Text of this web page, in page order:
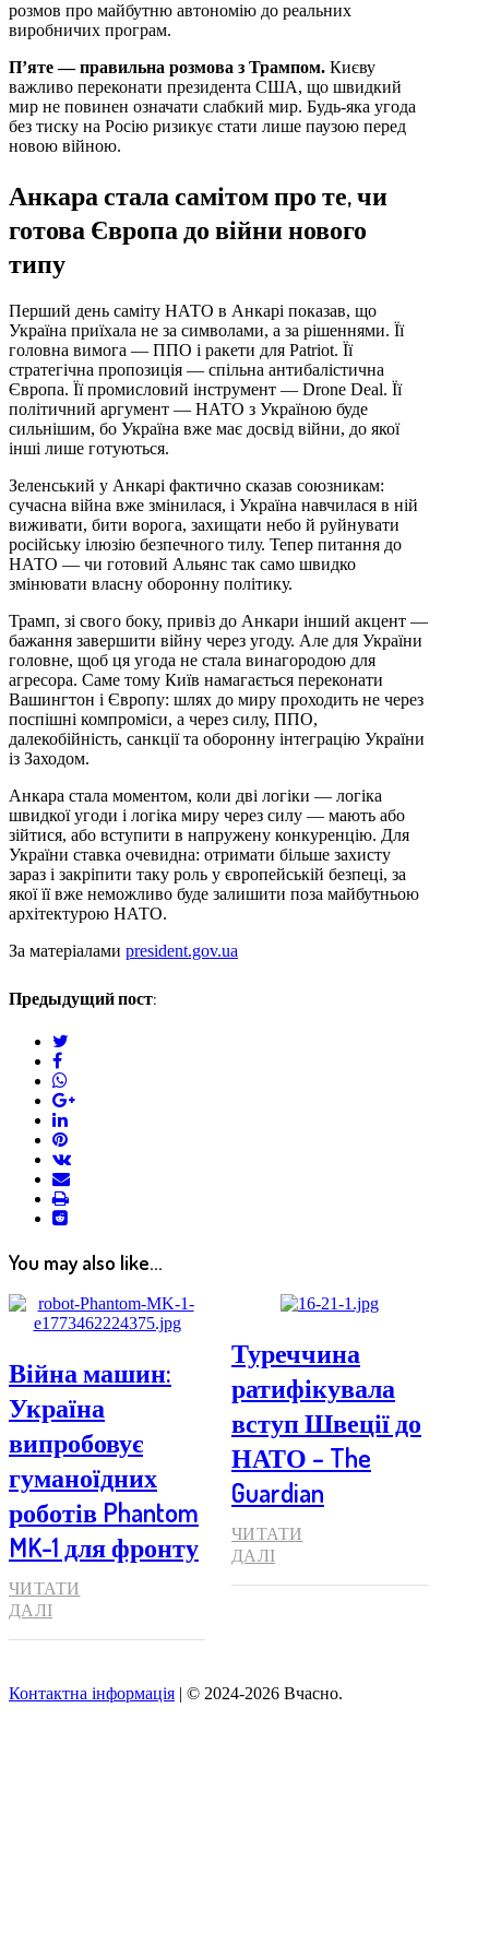
розмов про майбутню автономію до реальних
виробничих програм.
П’яте — правильна розмова з Трампом. Києву
важливо переконати президента США, що швидкий
мир не повинен означати слабкий мир. Будь-яка угода
без тиску на Росію ризикує стати лише паузою перед
новою війною.
Анкара стала самітом про те, чи
готова Європа до війни нового
типу
Перший день саміту НАТО в Анкарі показав, що
Україна приїхала не за символами, а за рішеннями. Її
головна вимога — ППО і ракети для Patriot. Її
стратегічна пропозиція — спільна антибалістична
Європа. Її промисловий інструмент — Drone Deal. Її
політичний аргумент — НАТО з Україною буде
сильнішим, бо Україна вже має досвід війни, до якої
інші лише готуються.
Зеленський у Анкарі фактично сказав союзникам:
сучасна війна вже змінилася, і Україна навчилася в ній
виживати, бити ворога, захищати небо й руйнувати
російську ілюзію безпечного тилу. Тепер питання до
НАТО — чи готовий Альянс так само швидко
змінювати власну оборонну політику.
Трамп, зі свого боку, привіз до Анкари інший акцент —
бажання завершити війну через угоду. Але для України
головне, щоб ця угода не стала винагородою для
агресора. Саме тому Київ намагається переконати
Вашингтон і Європу: шлях до миру проходить не через
поспішні компроміси, а через силу, ППО,
далекобійність, санкції та оборонну інтеграцію України
із Заходом.
Анкара стала моментом, коли дві логіки — логіка
швидкої угоди і логіка миру через силу — мають або
зійтися, або вступити в напружену конкуренцію. Для
України ставка очевидна: отримати більше захисту
зараз і закріпити таку роль у європейській безпеці, за
якої її вже неможливо буде залишити поза майбутньою
архітектурою НАТО.
За матеріалами president.gov.ua
Предыдущий пост:
facebook
google+
linkedin
pinterest
vkontakte
email
print
reddit
reddit
You may also like...
Війна машин:
Україна
випробовує
гуманоїдних
роботів Phantom
MK-1 для фронту
ЧИТАТИ
ДАЛІ
Туреччина
ратифікувала
вступ Швеції до
НАТО – The
Guardian
ЧИТАТИ
ДАЛІ
Контактна інформація | © 2024-2026 Вчасно.